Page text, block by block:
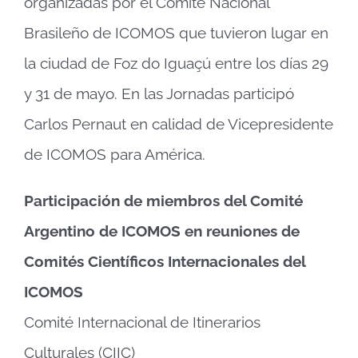
Brasileño de ICOMOS que tuvieron lugar en
la ciudad de Foz do Iguaçú entre los días 29
y 31 de mayo. En las Jornadas participó
Carlos Pernaut en calidad de Vicepresidente
de ICOMOS para América.
Participación de miembros del Comité
Argentino de ICOMOS en reuniones de
Comités Científicos Internacionales del
ICOMOS
Comité Internacional de Itinerarios
Culturales (CIIC)